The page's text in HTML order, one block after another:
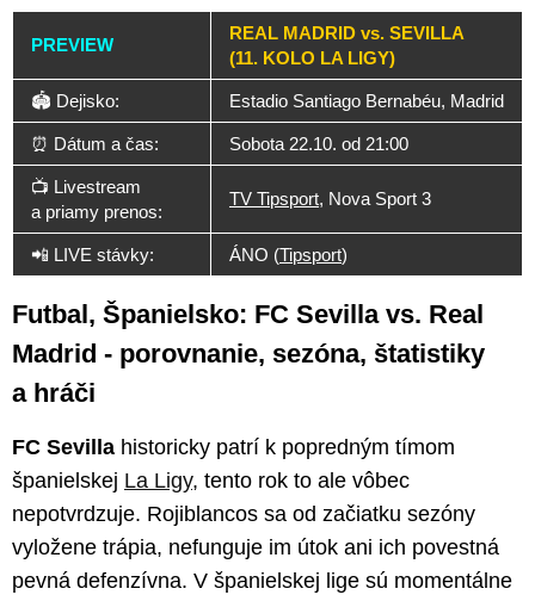
PREVIEW
REAL MADRID vs. SEVILLA
(11. KOLO LA LIGY)
🏟️ Dejisko: Estadio Santiago Bernabéu, Madrid
⏰ Dátum a čas: Sobota 22.10. od 21:00
📺 Livestream
a priamy prenos:
TV Tipsport, Nova Sport 3
📲 LIVE stávky: ÁNO (Tipsport)
Futbal, Španielsko: FC Sevilla vs. Real
Madrid - porovnanie, sezóna, štatistiky
a hráči
FC Sevilla historicky patrí k popredným tímom
španielskej La Ligy, tento rok to ale vôbec
nepotvrdzuje. Rojiblancos sa od začiatku sezóny
vyložene trápia, nefunguje im útok ani ich povestná
pevná defenzívna. V španielskej lige sú momentálne